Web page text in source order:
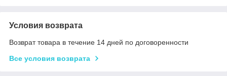
Условия возврата
Возврат товара в течение 14 дней по договоренности
Все условия возврата